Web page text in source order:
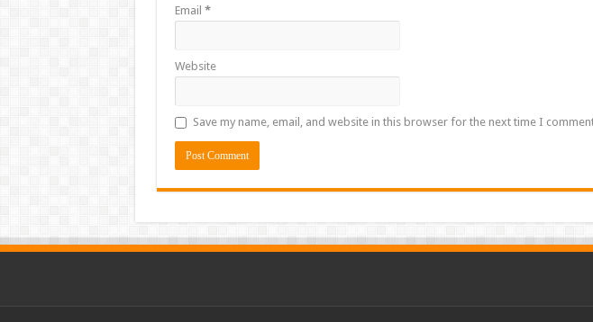
Email *
Website
Save my name, email, and website in this browser for the next time I